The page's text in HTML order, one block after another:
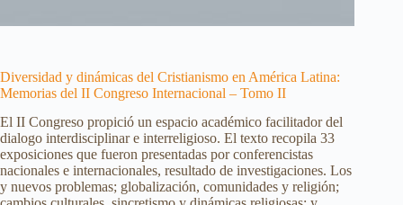
Diversidad y dinámicas del Cristianismo en América Latina:
Memorias del II Congreso Internacional – Tomo II
El II Congreso propició un espacio académico facilitador del
dialogo interdisciplinar e interreligioso. El texto recopila 33
exposiciones que fueron presentadas por conferencistas
nacionales e internacionales, resultado de investigaciones. Los
y nuevos problemas; globalización, comunidades y religión;